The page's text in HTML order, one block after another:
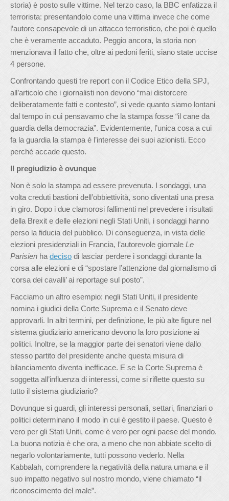
storia) è posto sulle vittime. Nel terzo caso, la BBC enfatizza il
terrorista: presentandolo come una vittima invece che come
l’autore consapevole di un attacco terroristico, che poi è quello
che è veramente accaduto. Peggio ancora, la storia non
menzionava il fatto che, oltre ai pedoni feriti, siano state uccise
4 persone.
Confrontando questi tre report con il Codice Etico della SPJ,
all’articolo che i giornalisti non devono “mai distorcere
deliberatamente fatti e contesto”, si vede quanto siamo lontani
dal tempo in cui pensavamo che la stampa fosse “il cane da
guardia della democrazia”. Evidentemente, l’unica cosa a cui
fa la guardia la stampa è l’interesse dei suoi azionisti. Ecco
perché accade questo.
Il pregiudizio è ovunque
Non è solo la stampa ad essere prevenuta. I sondaggi, una
volta creduti bastioni dell’obbiettività, sono diventati una presa
in giro. Dopo i due clamorosi fallimenti nel prevedere i risultati
della Brexit e delle elezioni negli Stati Uniti, i sondaggi hanno
perso la fiducia del pubblico. Di conseguenza, in vista delle
elezioni presidenziali in Francia, l’autorevole giornale Le
Parisien ha deciso di lasciar perdere i sondaggi durante la
corsa alle elezioni e di “spostare l’attenzione dal giornalismo di
‘corsa dei cavalli’ ai reportage sul posto”.
Facciamo un altro esempio: negli Stati Uniti, il presidente
nomina i giudici della Corte Suprema e il Senato deve
approvarli. In altri termini, per definizione, le più alte figure nel
sistema giudiziario americano devono la loro posizione ai
politici. Inoltre, se la maggior parte dei senatori viene dallo
stesso partito del presidente anche questa misura di
bilanciamento diventa inefficace. E se la Corte Suprema è
soggetta all’influenza di interessi, come si riflette questo su
tutto il sistema giudiziario?
Dovunque si guardi, gli interessi personali, settari, finanziari o
politici determinano il modo in cui è gestito il paese. Questo è
vero per gli Stati Uniti, come è vero per ogni paese del mondo.
La buona notizia è che ora, a meno che non abbiate scelto di
negarlo volontariamente, tutti possono vederlo. Nella
Kabbalah, comprendere la negatività della natura umana e il
suo impatto negativo sul nostro mondo, viene chiamato “il
riconoscimento del male”.